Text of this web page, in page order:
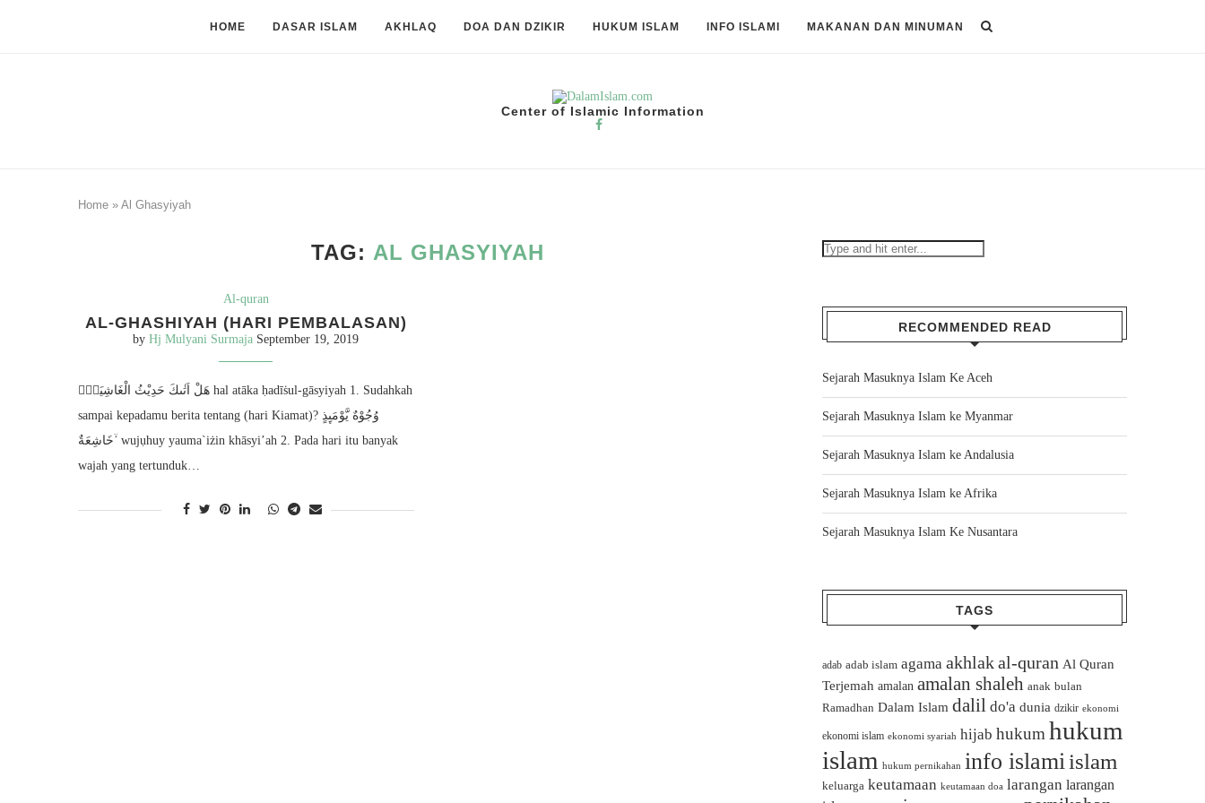
HOME DASAR ISLAM AKHLAQ DOA DAN DZIKIR HUKUM ISLAM INFO ISLAMI MAKANAN DAN MINUMAN
Center of Islamic Information
Home » Al Ghasyiyah
TAG: AL GHASYIYAH
Al-quran
AL-GHASHIYAH (HARI PEMBALASAN)
byHj Mulyani Surmaja September 19, 2019
هَلْ اَتٰىكَ حَدِيْثُ الْغَاشِيَةِۗ hal atāka ḥadīṡul-gāsyiyah 1. Sudahkah
sampai kepadamu berita tentang (hari Kiamat)? وُجُوْهٌ يَّوْمَىِٕذٍ
خَاشِعَةٌ ۙ wujụhuy yauma`iżin khāsyi’ah 2. Pada hari itu banyak
wajah yang tertunduk…
RECOMMENDED READ
Sejarah Masuknya Islam Ke Aceh
Sejarah Masuknya Islam ke Myanmar
Sejarah Masuknya Islam ke Andalusia
Sejarah Masuknya Islam ke Afrika
Sejarah Masuknya Islam Ke Nusantara
TAGS
adab adab islam agama akhlakal-quran Al Quran
Terjemah amalan amalan shaleh anak bulan
Ramadhan Dalam Islam dalil do'a dunia dzikir ekonomi
ekonomi islam ekonomi syariah hijab hukum hukum
islam hukum pernikahan info islamiislam
keluarga keutamaan keutamaan doa larangan larangan